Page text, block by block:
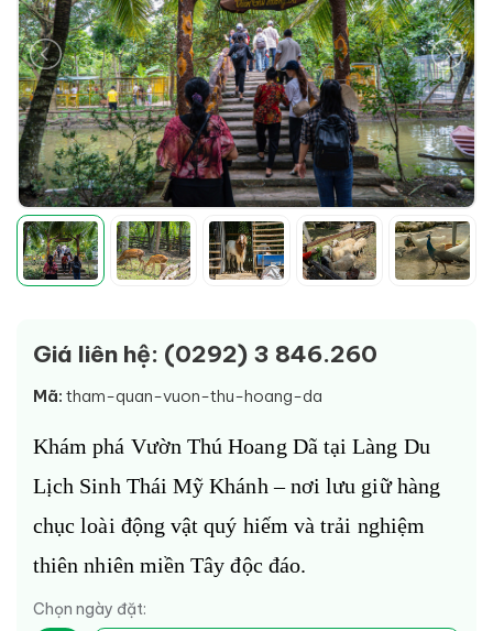
Giá liên hệ: (0292) 3 846.260
Mã: tham-quan-vuon-thu-hoang-da
Khám phá Vườn Thú Hoang Dã tại Làng Du
Lịch Sinh Thái Mỹ Khánh – nơi lưu giữ hàng
chục loài động vật quý hiếm và trải nghiệm
thiên nhiên miền Tây độc đáo.
Chọn ngày đặt: